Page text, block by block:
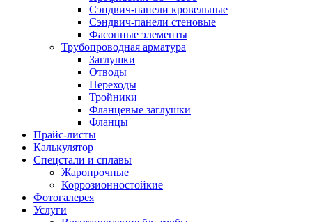
Сэндвич-панели кровельные
Сэндвич-панели стеновые
Фасонные элементы
Трубопроводная арматура
Заглушки
Отводы
Переходы
Тройники
Фланцевые заглушки
Фланцы
Прайс-листы
Калькулятор
Спецстали и сплавы
Жаропрочные
Коррозионностойкие
Фотогалерея
Услуги